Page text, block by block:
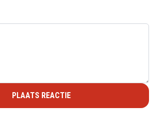
PLAATS REACTIE